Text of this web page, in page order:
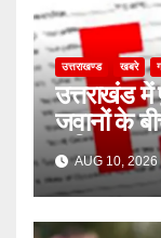
उत्तराखण्ड खबरे
उत्तराखंड
जवानों के
अधिक पर
AUG 10, 2026